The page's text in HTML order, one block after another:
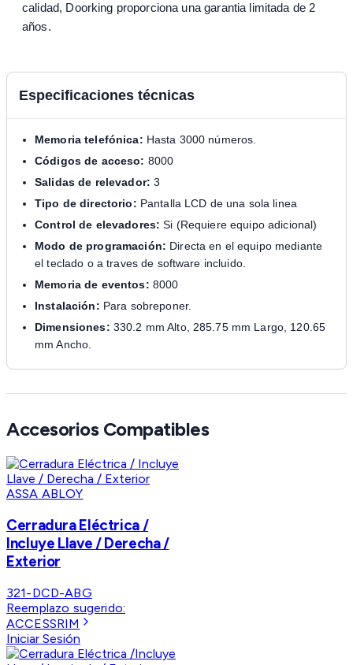
calidad, Doorking proporciona una garantia limitada de 2
años.
Especificaciones técnicas
Memoria telefónica: Hasta 3000 números.
Códigos de acceso: 8000
Salidas de relevador: 3
Tipo de directorio: Pantalla LCD de una sola linea
Control de elevadores: Si (Requiere equipo adicional)
Modo de programación: Directa en el equipo mediante
el teclado o a traves de software incluido.
Memoria de eventos: 8000
Instalación: Para sobreponer.
Dimensiones: 330.2 mm Alto, 285.75 mm Largo, 120.65
mm Ancho.
Accesorios Compatibles
ASSA ABLOY
Cerradura Eléctrica /
Incluye Llave / Derecha /
Exterior
321-DCD-ABG
Reemplazo sugerido:
ACCESSRIM
Iniciar Sesión